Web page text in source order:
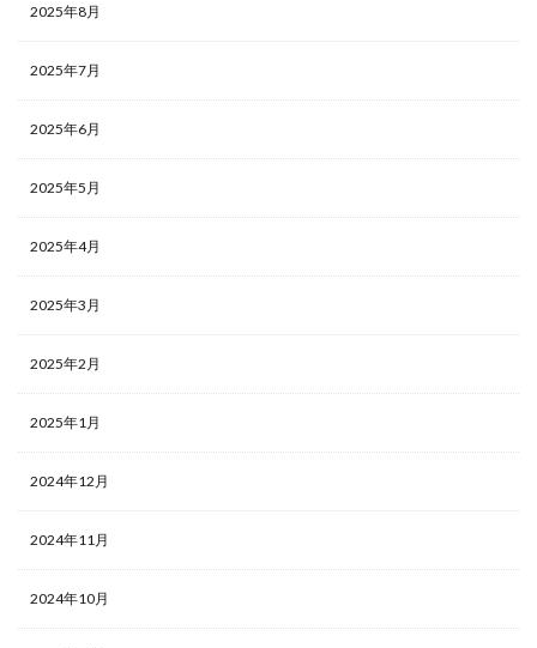
2025年8月
2025年7月
2025年6月
2025年5月
2025年4月
2025年3月
2025年2月
2025年1月
2024年12月
2024年11月
2024年10月